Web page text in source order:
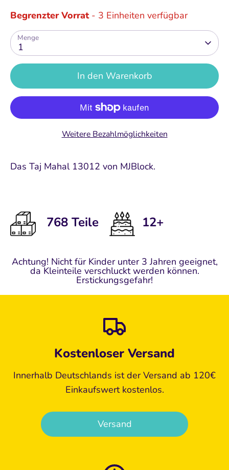
Begrenzter Vorrat- 3 Einheiten verfügbar
Menge
1
In den Warenkorb
Weitere Bezahlmöglichkeiten
Das Taj Mahal 13012 von MJBlock.
768 Teile 12+
Achtung! Nicht für Kinder unter 3 Jahren geeignet,
da Kleinteile verschluckt werden können.
Erstickungsgefahr!
Kostenloser Versand
Innerhalb Deutschlands ist der Versand ab 120€
Einkaufswert kostenlos.
Versand